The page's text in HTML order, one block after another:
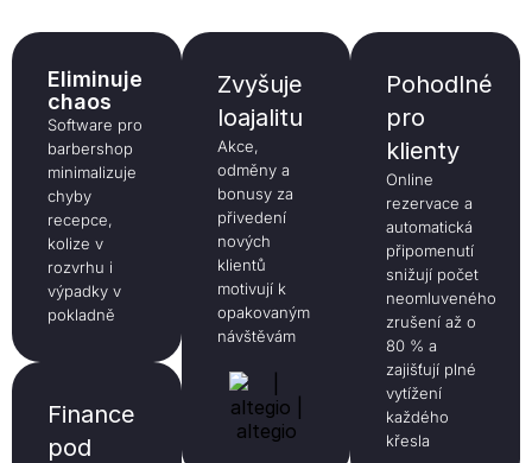
Eliminuje
chaos
Software pro
barbershop
minimalizuje
chyby
recepce,
kolize v
rozvrhu i
výpadky v
pokladně
Finance
pod
Zvyšuje
loajalitu
Akce,
odměny a
bonusy za
přivedení
nových
klientů
motivují k
opakovaným
návštěvám
Pohodlné
pro
klienty
Online
rezervace a
automatická
připomenutí
snižují počet
neomluveného
zrušení až o
80 % a
zajišťují plné
vytížení
každého
křesla